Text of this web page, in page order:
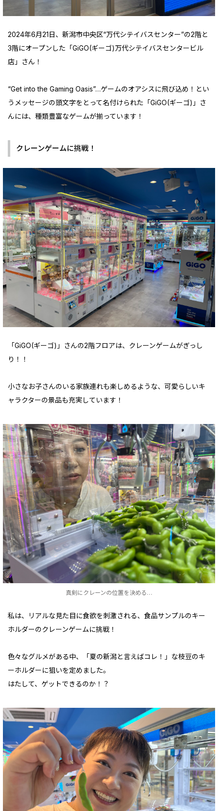
2024年6月21日、新潟市中央区“万代シテイバスセンター”の2階と
3階にオープンした「GiGO(ギーゴ)万代シテイバスセンタービル
店」さん！
“Get into the Gaming Oasis”…ゲームのオアシスに飛び込め！とい
うメッセージの頭文字をとって名付けられた「GiGO(ギーゴ)」さ
んには、種類豊富なゲームが揃っています！
クレーンゲームに挑戦！
「GiGO(ギーゴ)」さんの2階フロアは、クレーンゲームがぎっし
り！！
小さなお子さんのいる家族連れも楽しめるような、可愛らしいキ
ャラクターの景品も充実しています！
真剣にクレーンの位置を決める…
私は、リアルな見た目に食欲を刺激される、食品サンプルのキー
ホルダーのクレーンゲームに挑戦！
色々なグルメがある中、「夏の新潟と言えばコレ！」な枝豆のキ
ーホルダーに狙いを定めました。
はたして、ゲットできるのか！？